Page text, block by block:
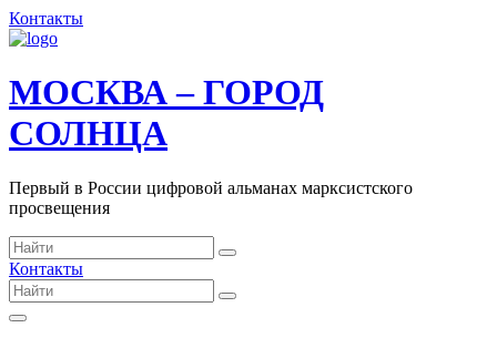
Контакты
МОСКВА – ГОРОД
СОЛНЦА
Первый в России цифровой альманах марксистского
просвещения
Контакты